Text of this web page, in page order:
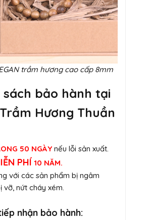
trầm hương cao cấp 8mm
sách bảo hành tại
Hương Thuần
50 NGÀY nếu lỗi sản xuất.
PHÍ 10 NĂM.
với các sản phẩm bị ngâm
nứt cháy xém.
nhận bảo hành: